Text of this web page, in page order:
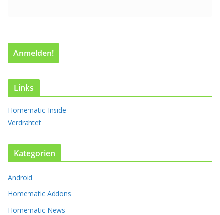
f
D
O
t
i
n
k
n
n
Links
Homematic-Inside
Verdrahtet
Kategorien
Android
Homematic Addons
Homematic News